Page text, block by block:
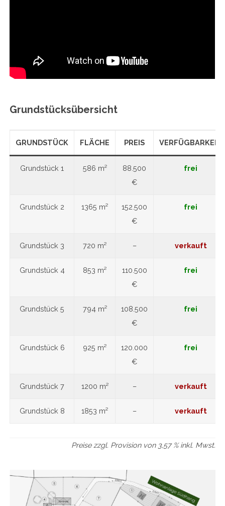
Grundstücksübersicht
GRUNDSTÜCK FLÄCHE PREIS VERFÜGBARKEIT
Grundstück 1 586 m²
88.500
€
frei
Grundstück 2 1365 m²
152.500
€
frei
Grundstück 3 720 m² – verkauft
Grundstück 4 853 m²
110.500
€
frei
Grundstück 5 794 m²
108.500
€
frei
Grundstück 6 925 m²
120.000
€
frei
Grundstück 7 1200 m² – verkauft
Grundstück 8 1853 m² – verkauft
Preise zzgl. Provision von 3,57 % inkl. Mwst.